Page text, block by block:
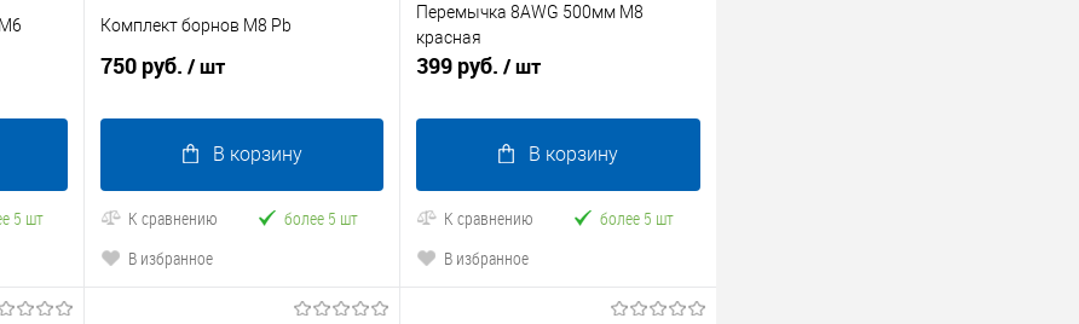
5 шт
Комплект борнов М8 Pb
750 руб. / шт
В корзину
К сравнению
более 5 шт
В избранное
Перемычка 8AWG 500мм M8
красная
399 руб. / шт
В корзину
К сравнению
более 5 шт
В избранное